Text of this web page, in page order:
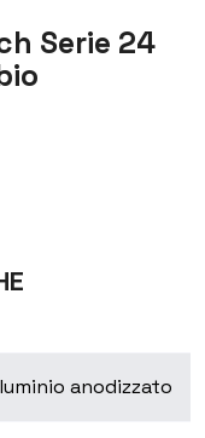
Serie 24
anodizzato